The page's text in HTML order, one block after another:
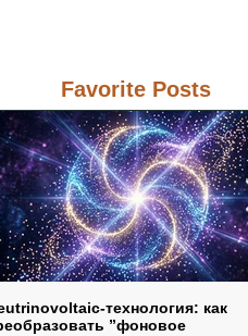
Favorite Posts
как
”фоновое